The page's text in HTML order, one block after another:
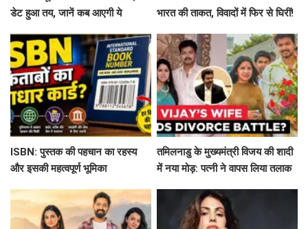
डेट हुआ तय, जानें कब आएगी ये
भारत की ताकत, विवादों में फिर से घिरीं!
ISBN: पुस्तक की पहचान का रहस्य
और इसकी महत्वपूर्ण भूमिका
तमिलनाडु के मुख्यमंत्री विजय की शादी
में नया मोड़: पत्नी ने वापस लिया तलाक